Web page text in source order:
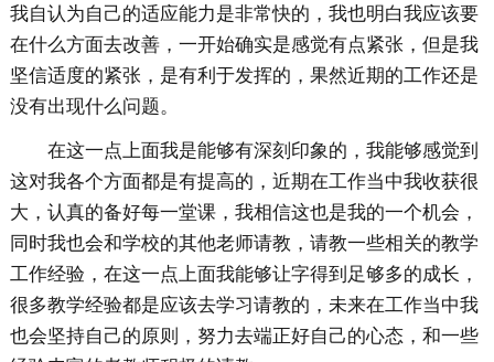
我自认为自己的适应能力是非常快的，我也明白我应该要
在什么方面去改善，一开始确实是感觉有点紧张，但是我
坚信适度的紧张，是有利于发挥的，果然近期的工作还是
没有出现什么问题。
在这一点上面我是能够有深刻印象的，我能够感觉到
这对我各个方面都是有提高的，近期在工作当中我收获很
大，认真的备好每一堂课，我相信这也是我的一个机会，
同时我也会和学校的其他老师请教，请教一些相关的教学
工作经验，在这一点上面我能够让字得到足够多的成长，
很多教学经验都是应该去学习请教的，未来在工作当中我
也会坚持自己的原则，努力去端正好自己的心态，和一些